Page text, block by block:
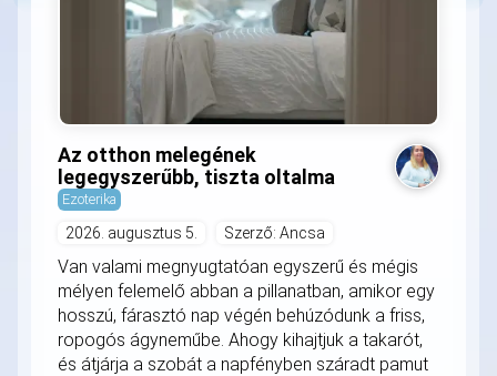
Az otthon melegének
legegyszerűbb, tiszta oltalma
Ezoterika
2026. augusztus 5. Szerző: Ancsa
Van valami megnyugtatóan egyszerű és mégis
mélyen felemelő abban a pillanatban, amikor egy
hosszú, fárasztó nap végén behúzódunk a friss,
ropogós ágyneműbe. Ahogy kihajtjuk a takarót,
és átjárja a szobát a napfényben száradt pamut